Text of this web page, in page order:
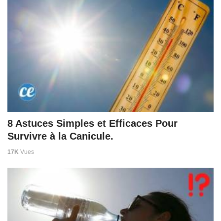
8 Astuces Simples et Efficaces Pour
Survivre à la Canicule.
17K Vues